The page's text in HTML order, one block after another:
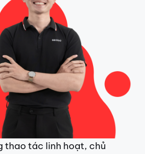
thao tác linh hoạt, chủ